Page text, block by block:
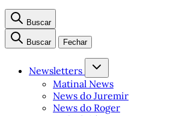
Buscar
Buscar Fechar
Newsletters
Matinal News
News do Juremir
News do Roger